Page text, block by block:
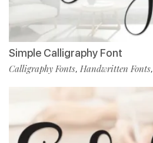
Simple Calligraphy Font
Calligraphy Fonts, Handwritten Fonts,